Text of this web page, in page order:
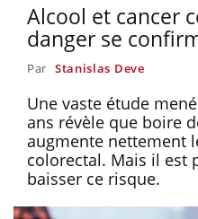
Alcool et cancer
danger se
Par Stanislas Deve
Une vaste étude
ans révèle que boire
augmente nettement
colorectal. Mais il est
baisser ce risque.